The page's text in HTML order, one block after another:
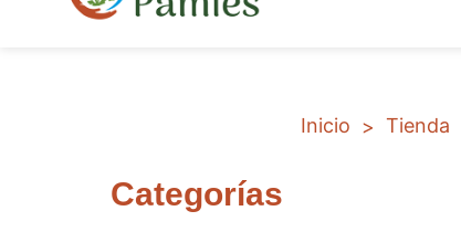
Inicio > Tienda
Categorías